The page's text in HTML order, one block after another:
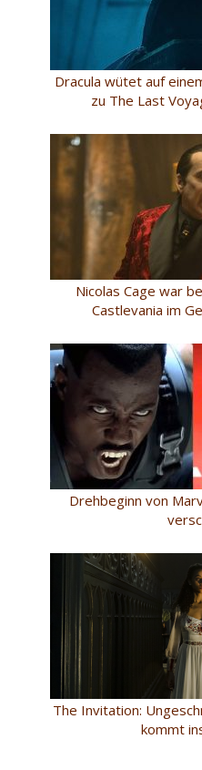
Dracula wütet auf
zu The Last
Nicolas Cage war
Castlevania im
Drehbeginn von
The Invitation:
kommt